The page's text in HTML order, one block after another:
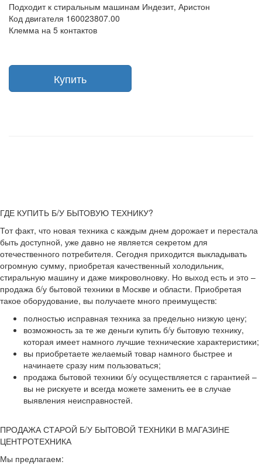
Подходит к стиральным машинам Индезит, Аристон
Код двигателя 160023807.00
Клемма на 5 контактов
ГДЕ КУПИТЬ Б/У БЫТОВУЮ ТЕХНИКУ?
Тот факт, что новая техника с каждым днем дорожает и перестала
быть доступной, уже давно не является секретом для
отечественного потребителя. Сегодня приходится выкладывать
огромную сумму, приобретая качественный холодильник,
стиральную машину и даже микроволновку. Но выход есть и это –
продажа б/у бытовой техники в Москве и области. Приобретая
такое оборудование, вы получаете много преимуществ:
полностью исправная техника за предельно низкую цену;
возможность за те же деньги купить б/у бытовую технику,
которая имеет намного лучшие технические характеристики;
вы приобретаете желаемый товар намного быстрее и
начинаете сразу ним пользоваться;
продажа бытовой техники б/у осуществляется с гарантией –
вы не рискуете и всегда можете заменить ее в случае
выявления неисправностей.
ПРОДАЖА СТАРОЙ Б/У БЫТОВОЙ ТЕХНИКИ В МАГАЗИНЕ
ЦЕНТРОТЕХНИКА
Мы предлагаем: